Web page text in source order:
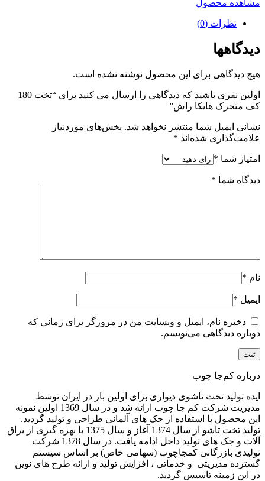
مشاهده محصول
نظرات (0)
دیدگاهها
هیچ دیدگاهی برای این محصول نوشته نشده است.
اولین نفری باشید که دیدگاهی را ارسال می کنید برای “تخت 180
کف متحرک هایکا راش”
نشانی ایمیل شما منتشر نخواهد شد. بخش‌های موردنیاز
علامت‌گذاری شده‌اند *
امتیاز شما *
دیدگاه شما *
نام *
ایمیل *
ذخیره نام، ایمیل و وبسایت من در مرورگر برای زمانی که
دوباره دیدگاهی می‌نویسم.
درباره کم‌جا چوب
ایده تولید تخت تاشوی دیواری برای اولین بار در ایران توسط
مدیریت شرکت کم جا چوب ارائه شد و در سال 1369 اولین نمونه
این محصول با استفاده از جک های آلمانی طراحی و تولید گردید.
تولید تخت تاشو از سال 1374 آغاز و سال 1375 با بهره گیری از یراق
آلات و جک های تولید داخل ادامه یافت. در سال 1378 شرکت
تولیدی بازرگانی کمجاچوب (سهامی خاص) بر اساس سیستم
گسترده مدیریتی و خدماتی ، افزایش تولید و ارائه طرح های نوین
در این زمینه تاسیس گردید.